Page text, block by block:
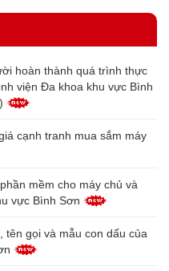
hoàn thành quá trình thực
viện Đa khoa khu vực Bình
cạnh tranh mua sắm máy
mềm cho máy chủ và
vực Bình Sơn
tên gọi và mẫu con dấu của